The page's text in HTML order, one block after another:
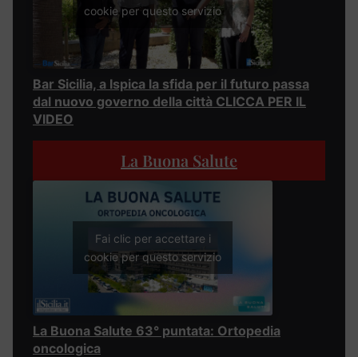
cookie per questo servizio
Bar Sicilia, a Ispica la sfida per il futuro passa
dal nuovo governo della città CLICCA PER IL
VIDEO
La Buona Salute
Fai clic per accettare i
cookie per questo servizio
La Buona Salute 63° puntata: Ortopedia
oncologica